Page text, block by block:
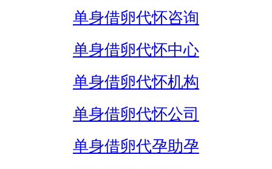
单身借卵代怀咨询
单身借卵代怀中心
单身借卵代怀机构
单身借卵代怀公司
单身借卵代孕助孕